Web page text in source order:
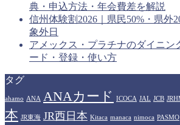
典・申込方法・年会費差を解説
信州体験割2026｜県民50%・県外
象外日
アメックス・プラチナのダイニン
ード・登録・使い方
タグ
ahamo ANA ANAカード ICOCA JAL JCB
本 JR東海 JR西日本 Kitaca manaca nimoca PASMO